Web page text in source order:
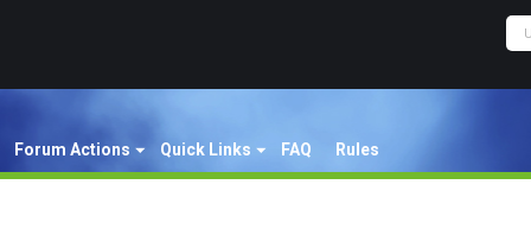
Forum Actions Quick Links FAQ Rules